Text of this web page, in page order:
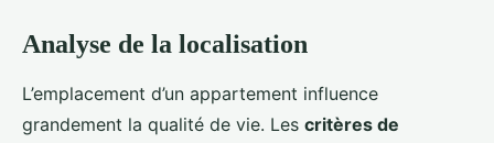
Analyse de la localisation
L’emplacement d’un appartement influence
grandement la qualité de vie. Les critères de